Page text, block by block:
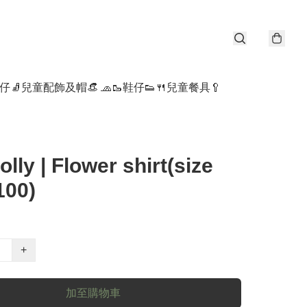
🧦 兒童配飾及帽👒 🧢🥾鞋仔👟 🍴兒童餐具🥄
| Flower shirt(size
+
加至購物車